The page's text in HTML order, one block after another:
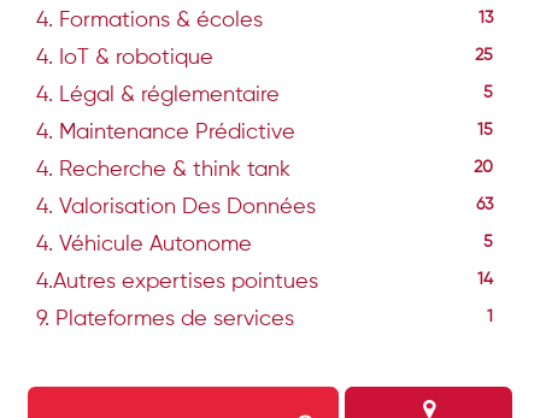
4. Formations & écoles 13
4. IoT & robotique 25
4. Légal & réglementaire 5
4. Maintenance Prédictive 15
4. Recherche & think tank 20
4. Valorisation Des Données 63
4. Véhicule Autonome 5
4.Autres expertises pointues 14
9. Plateformes de services